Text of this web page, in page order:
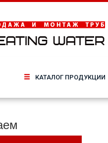
КАТАЛОГ ПРОДУКЦИИ